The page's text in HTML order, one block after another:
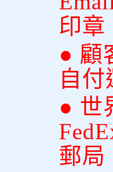
印章
● 顧
自
● 世
郵局